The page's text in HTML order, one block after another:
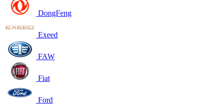
DongFeng
Exeed
FAW
Fiat
Ford